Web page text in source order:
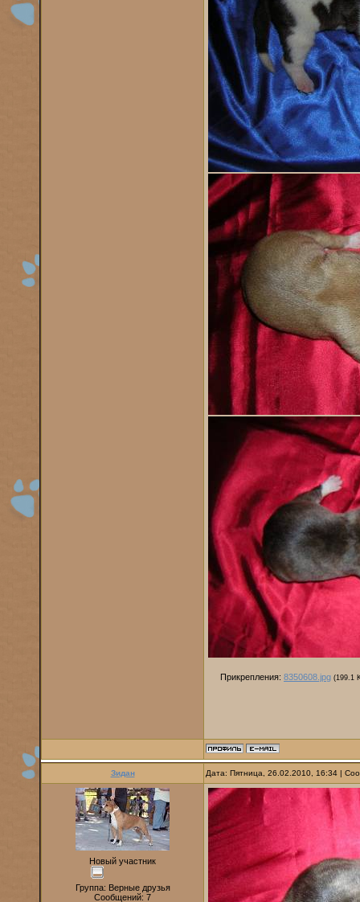
Прикрепления: 8350608.jpg (199.1
Зидан Дата: Пятница, 26.02.2010, 16:34 |
Новый участник
Группа: Верные друзья
Сообщений: 7